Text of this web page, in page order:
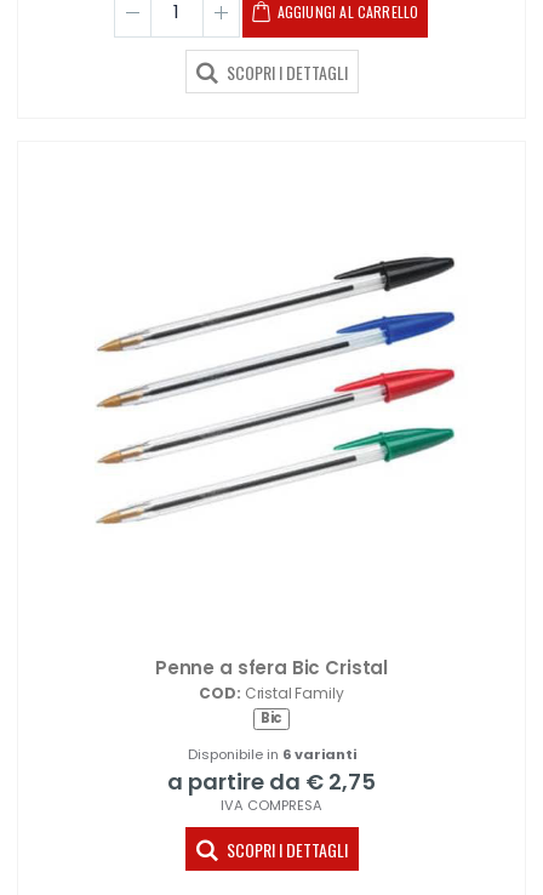
AGGIUNGI AL CARRELLO
SCOPRI I DETTAGLI
Penne a sfera Bic Cristal
COD: Cristal Family
Bic
Disponibile in 6 varianti
a partire da € 2,75
IVA COMPRESA
SCOPRI I DETTAGLI